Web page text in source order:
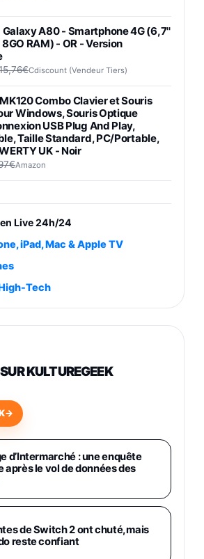
A80 - Smartphone 4G (6,7''
8GO RAM) - OR - Version
Cdiscount (Vendeur Tiers)
Combo Clavier et Souris
Windows, Souris Optique
USB Plug And Play,
Taille Standard, PC/Portable,
UK - Noir
Amazon
direct 3 vitesses (33-45-78
pre-ampli intégré et port USB
SAMSUNG Galaxy S26 Ultra
Fnac (Vendeur Tiers)
SAMSUNG Galaxy S26+ Violet
Miracle Ultra, Smartphone
avec Galaxy AI, 512 Go,
Secteur Rapide 25W Inclus,
déverrouillé, Noir, Version FR
Ultra 512 Go Bleu
Fnac (Vendeur Tiers)
Live 24h/24
iPad, Mac & Apple TV
Tech
KULTUREGEEK
→
d’Intermarché : une enquête
après le vol de données des
de Switch 2 ont chuté, mais
reste confiant